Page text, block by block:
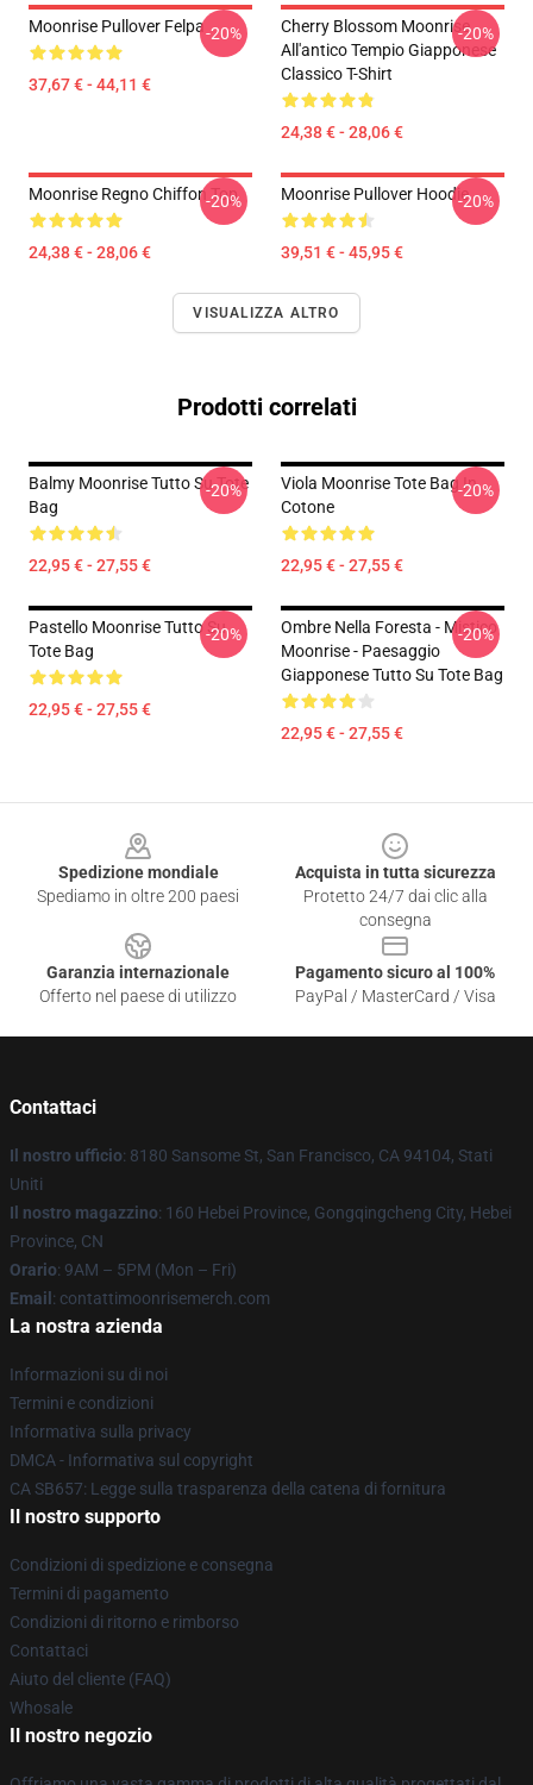
Moonrise Pullover Felpa
37,67 € - 44,11 €
-20%
Cherry Blossom Moonrise
All'antico Tempio Giapponese
Classico T-Shirt
24,38 € - 28,06 €
-20%
Moonrise Regno Chiffon Top
24,38 € - 28,06 €
-20% Moonrise Pullover Hoodie
39,51 € - 45,95 €
-20%
VISUALIZZA ALTRO
Prodotti correlati
Balmy Moonrise Tutto Su Tote
Bag
22,95 € - 27,55 €
-20%
Viola Moonrise Tote Bag In
Cotone
22,95 € - 27,55 €
-20%
Pastello Moonrise Tutto Su
Tote Bag
22,95 € - 27,55 €
-20%
Ombre Nella Foresta - Mistico
Moonrise - Paesaggio
Giapponese Tutto Su Tote Bag
22,95 € - 27,55 €
-20%
Spedizione mondiale
Spediamo in oltre 200 paesi
Acquista in tutta sicurezza
Protetto 24/7 dai clic alla
consegna
Garanzia internazionale
Offerto nel paese di utilizzo
Pagamento sicuro al 100%
PayPal / MasterCard / Visa
Contattaci
Il nostro ufficio: 8180 Sansome St, San Francisco, CA 94104, Stati
Uniti
Il nostro magazzino: 160 Hebei Province, Gongqingcheng City, Hebei
Province, CN
Orario: 9AM – 5PM (Mon – Fri)
Email : contattimoonrisemerch.com
La nostra azienda
Informazioni su di noi
Termini e condizioni
Informativa sulla privacy
DMCA - Informativa sul copyright
CA SB657: Legge sulla trasparenza della catena di fornitura
Il nostro supporto
Condizioni di spedizione e consegna
Termini di pagamento
Condizioni di ritorno e rimborso
Contattaci
Aiuto del cliente (FAQ)
Whosale
Il nostro negozio